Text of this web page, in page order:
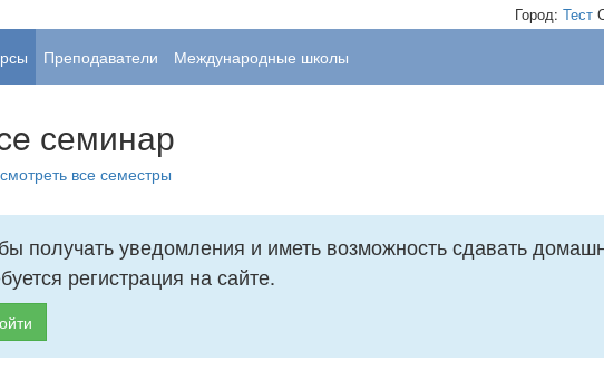
Город: Тест
Преподаватели Международные школы
семинар
все семестры
получать уведомления и иметь возможность сдавать
регистрация на сайте.